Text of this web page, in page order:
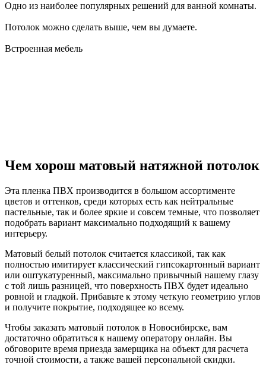
Одно из наиболее популярных решений для ванной комнаты.
Потолок можно сделать выше, чем вы думаете.
Встроенная мебель
Чем хорош матовый натяжной потолок
Эта пленка ПВХ производится в большом ассортименте
цветов и оттенков, среди которых есть как нейтральные
пастельные, так и более яркие и совсем темные, что позволяет
подобрать вариант максимально подходящий к вашему
интерьеру.
Матовый белый потолок считается классикой, так как
полностью имитирует классический гипсокартонный вариант
или оштукатуренный, максимально привычный нашему глазу
с той лишь разницей, что поверхность ПВХ будет идеально
ровной и гладкой. Прибавьте к этому четкую геометрию углов
и получите покрытие, подходящее ко всему.
Чтобы заказать матовый потолок в Новосибирске, вам
достаточно обратиться к нашему оператору онлайн. Вы
обговорите время приезда замерщика на объект для расчета
точной стоимости, а также вашей персональной скидки.